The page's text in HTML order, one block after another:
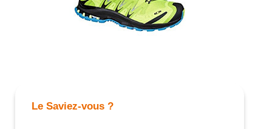
Le Saviez-vous ?